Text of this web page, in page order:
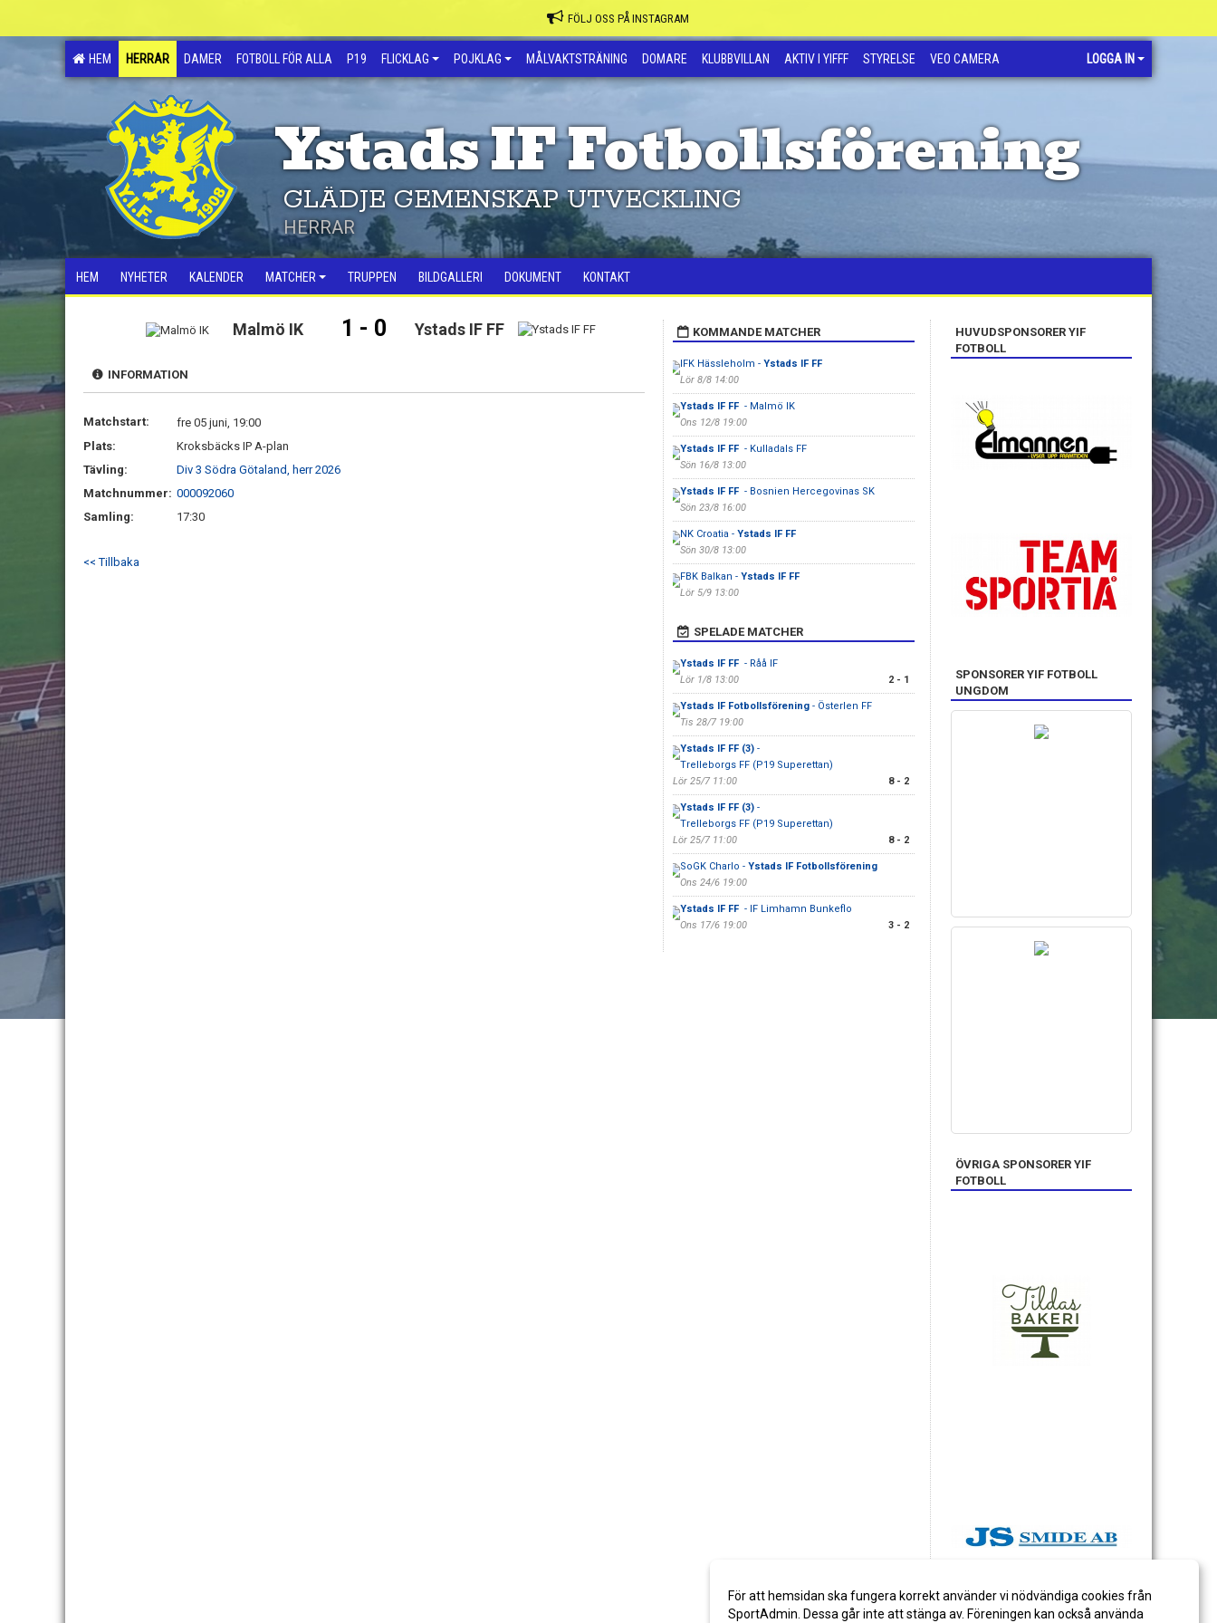
FÖLJ OSS PÅ INSTAGRAM
HEM HERRAR DAMER FOTBOLL FÖR ALLA P19 FLICKLAG POJKLAG MÅLVAKTSTRÄNING DOMARE KLUBBVILLAN AKTIV I YIFFF STYRELSE VEO CAMERA LOGGA IN
Ystads IF Fotbollsförening
GLÄDJE GEMENSKAP UTVECKLING
HERRAR
HEM NYHETER KALENDER MATCHER TRUPPEN BILDGALLERI DOKUMENT KONTAKT
Malmö IK 1 - 0 Ystads IF FF
INFORMATION
Matchstart:
fre 05 juni, 19:00
Plats:
Kroksbäcks IP A-plan
Tävling:
Div 3 Södra Götaland, herr 2026
Matchnummer: 000092060
Samling:
17:30
<< Tillbaka
KOMMANDE MATCHER
IFK Hässleholm - Ystads IF FF
Lör 8/8 14:00
Ystads IF FF - Malmö IK
Ons 12/8 19:00
Ystads IF FF - Kulladals FF
Sön 16/8 13:00
Ystads IF FF - Bosnien Hercegovinas SK
Sön 23/8 16:00
NK Croatia - Ystads IF FF
Sön 30/8 13:00
FBK Balkan - Ystads IF FF
Lör 5/9 13:00
SPELADE MATCHER
Ystads IF FF - Råå IF
Lör 1/8 13:00
2 - 1
Ystads IF Fotbollsförening- Österlen FF
Tis 28/7 19:00
Ystads IF FF (3)-
Trelleborgs FF (P19 Superettan)
Lör 25/7 11:00
8 - 2
Ystads IF FF (3)-
Trelleborgs FF (P19 Superettan)
Lör 25/7 11:00
8 - 2
SoGK Charlo - Ystads IF Fotbollsförening
Ons 24/6 19:00
Ystads IF FF - IF Limhamn Bunkeflo
Ons 17/6 19:00
3 - 2
HUVUDSPONSORER YIF
FOTBOLL
SPONSORER YIF FOTBOLL
UNGDOM
ÖVRIGA SPONSORER YIF
FOTBOLL
För att hemsidan ska fungera korrekt använder vi nödvändiga cookies från
SportAdmin. Dessa går inte att stänga av. Föreningen kan också använda